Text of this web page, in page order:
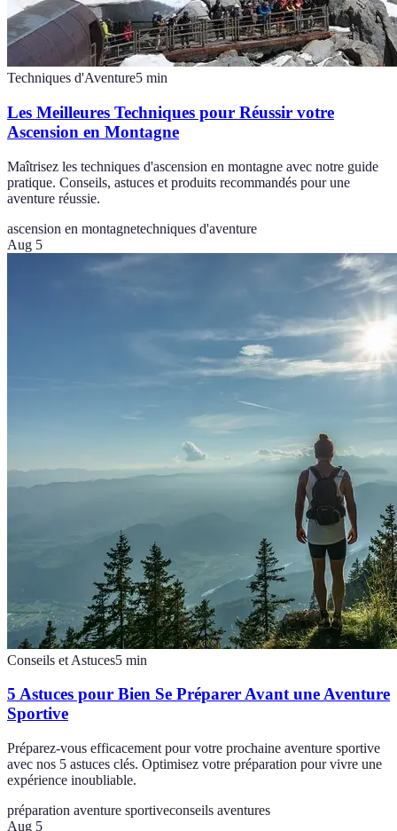
Techniques d'Aventure5 min
Les Meilleures Techniques pour Réussir votre
Ascension en Montagne
Maîtrisez les techniques d'ascension en montagne avec notre guide
pratique. Conseils, astuces et produits recommandés pour une
aventure réussie.
ascension en montagnetechniques d'aventure
Aug 5
Conseils et Astuces5 min
5 Astuces pour Bien Se Préparer Avant une Aventure
Sportive
Préparez-vous efficacement pour votre prochaine aventure sportive
avec nos 5 astuces clés. Optimisez votre préparation pour vivre une
expérience inoubliable.
préparation aventure sportiveconseils aventures
Aug 5